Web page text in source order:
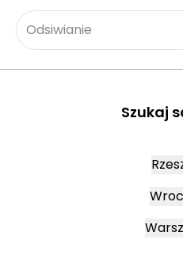
Odsiwianie
Szukaj